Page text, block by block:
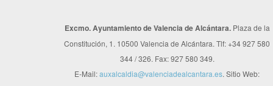
Excmo. Ayuntamiento de Valencia de Alcántara. Plaza de la
Constitución, 1. 10500 Valencia de Alcántara. Tlf: +34 927 580
344 / 326. Fax: 927 580 349.
E-Mail:auxalcaldia@valenciadealcantara.es. Sitio Web: